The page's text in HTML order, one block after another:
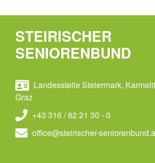
STEIRISCHER
SENIORENBUND
Landesstelle Steiermark,
Graz
+43 316 / 82 21 30 - 0
office@steirischer-